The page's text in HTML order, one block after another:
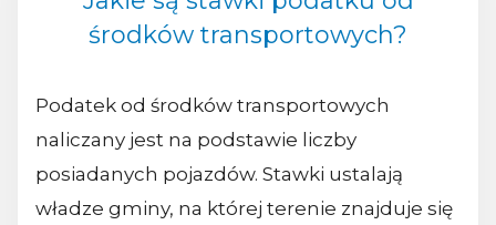
środków transportowych?
Podatek od środków transportowych
naliczany jest na podstawie liczby
posiadanych pojazdów. Stawki ustalają
władze gminy, na której terenie znajduje się